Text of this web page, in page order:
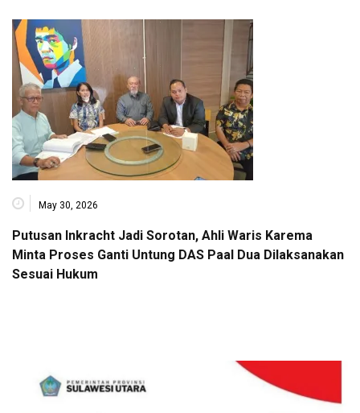
May 30, 2026
Putusan Inkracht Jadi Sorotan, Ahli Waris Karema
Minta Proses Ganti Untung DAS Paal Dua Dilaksanakan
Sesuai Hukum